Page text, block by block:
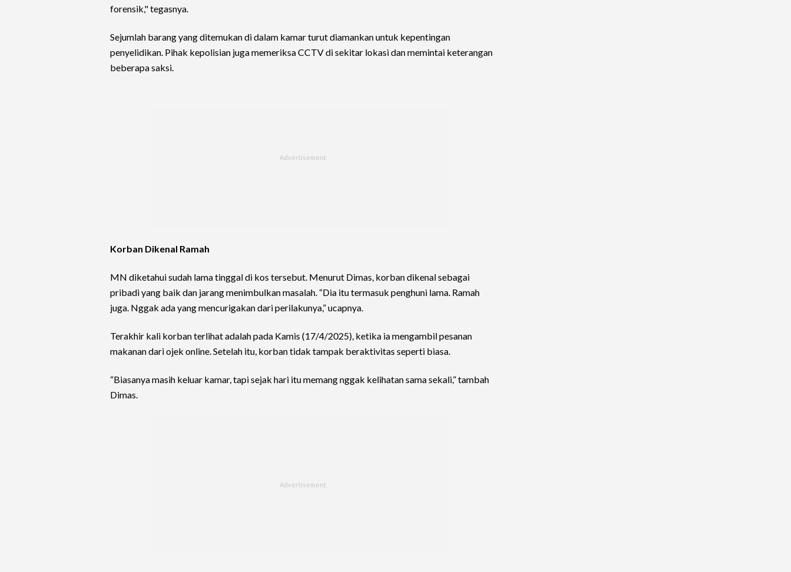
forensik," tegasnya.
Sejumlah barang yang ditemukan di dalam kamar turut diamankan untuk kepentingan
penyelidikan. Pihak kepolisian juga memeriksa CCTV di sekitar lokasi dan memintai keterangan
beberapa saksi.
Korban Dikenal Ramah
MN diketahui sudah lama tinggal di kos tersebut. Menurut Dimas, korban dikenal sebagai
pribadi yang baik dan jarang menimbulkan masalah. “Dia itu termasuk penghuni lama. Ramah
juga. Nggak ada yang mencurigakan dari perilakunya,” ucapnya.
Terakhir kali korban terlihat adalah pada Kamis (17/4/2025), ketika ia mengambil pesanan
makanan dari ojek online. Setelah itu, korban tidak tampak beraktivitas seperti biasa.
“Biasanya masih keluar kamar, tapi sejak hari itu memang nggak kelihatan sama sekali,” tambah
Dimas.